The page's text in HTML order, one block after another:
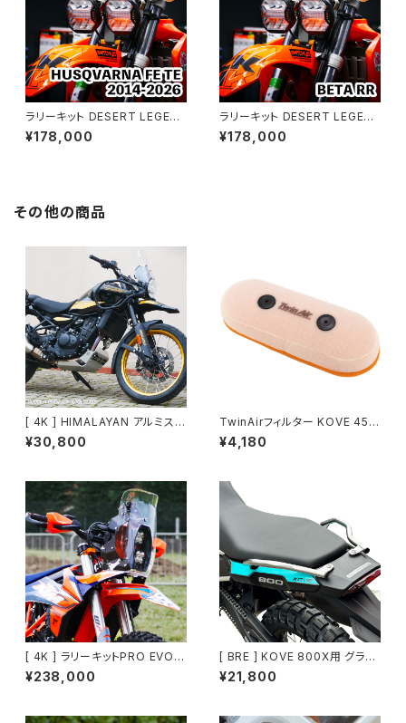
ラリーキット DESERT LEGEN
D｜HUSQVARNA FE TE 201
4-2026
¥178,000
ラリーキット DESERT LEGEN
D｜BETA RR
¥178,000
その他の商品
[ 4K ] HIMALAYAN アルミスキ
ッドプレート
¥30,800
TwinAirフィルター KOVE 450
RALLY 23-
¥4,180
[ 4K ] ラリーキットPRO EVO 6
90 [ KTM・Husq・GASGAS 6
90系]
¥238,000
[ BRE ] KOVE 800X用 グラブ
バー
¥21,800